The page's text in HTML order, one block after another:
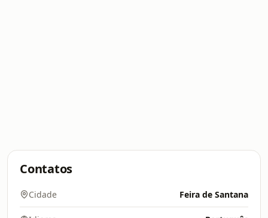
Contatos
Cidade Feira de Santana